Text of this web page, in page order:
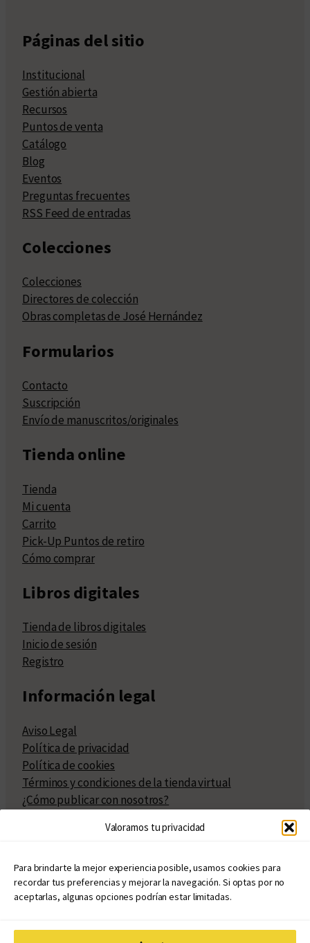
Valoramos tu privacidad
Para brindarte la mejor experiencia posible, usamos cookies para
recordar tus preferencias y mejorar la navegación. Si optas por no
aceptarlas, algunas opciones podrían estar limitadas.
Páginas del sitio
Institucional
Gestión abierta
Recursos
Puntos de venta
Catálogo
Blog
Eventos
Preguntas frecuentes
RSS Feed de entradas
Colecciones
Colecciones
Directores de colección
Obras completas de José Hernández
Formularios
Contacto
Suscripción
Envío de manuscritos/originales
Tienda online
Tienda
Mi cuenta
Carrito
Pick-Up Puntos de retiro
Cómo comprar
Libros digitales
Tienda de libros digitales
Inicio de sesión
Registro
Información legal
Aviso Legal
Política de privacidad
Política de cookies
Términos y condiciones de la tienda virtual
¿Cómo publicar con nosotros?
Políticas de publicación
Políticas de coedición
Atribuciones